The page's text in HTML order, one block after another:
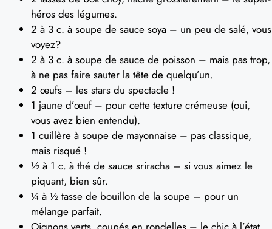
héros des légumes.
2 à 3 c. à soupe de sauce soya – un peu de salé, vous
voyez?
2 à 3 c. à soupe de sauce de poisson – mais pas trop,
à ne pas faire sauter la tête de quelqu’un.
2 œufs – les stars du spectacle !
1 jaune d’œuf – pour cette texture crémeuse (oui,
vous avez bien entendu).
1 cuillère à soupe de mayonnaise – pas classique,
mais risqué !
½ à 1 c. à thé de sauce sriracha – si vous aimez le
piquant, bien sûr.
¼ à ½ tasse de bouillon de la soupe – pour un
mélange parfait.